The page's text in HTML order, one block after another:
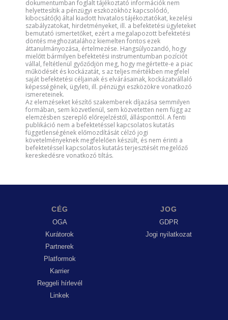
dokumentumban foglalt tájékoztató információk nem
helyettesítik a pénzügyi eszközökhöz kapcsolódó,
kibocsátó(k) által kiadott hivatalos tájékoztatókat, kezelési
szabályzatokat, hirdetményeket, ill. a befektetési ügyleteket
bemutató ismertetőket, ezért a megalapozott befektetési
döntés meghozatalához kiemelten fontos ezek
áttanulmányozása, értelmezése. Hangsúlyozandó, hogy
mielőtt bármilyen befektetési instrumentumban pozíciót
vállal, feltétlenül győződjön meg, hogy megértette-e a piac
működését és kockázatát, s az teljes mértékben megfelel
saját befektetési céljainak és elvárásainak, kockázatvállaló
képességének, ügyleti, ill. pénzügyi eszközökre vonatkozó
ismereteinek.
Az elemzéseket készítő szakemberek díjazása semmilyen
formában, sem közvetlenül, sem közvetetten nem függ az
elemzésben szereplő előrejelzéstől, állásponttól. A fenti
publikáció nem a befektetéssel kapcsolatos kutatás
függetlenségének előmozdítását célzó jogi
követelményeknek megfelelően készült, és nem érinti a
befektetéssel kapcsolatos kutatás terjesztését megelőző
kereskedésre vonatkozó tiltás.
CÉG
OGA
Kurátorok
Partnerek
Platformok
Karrier
Reggeli hírlevél
Linkek
JOG
GDPR
Jogi nyilatkozat